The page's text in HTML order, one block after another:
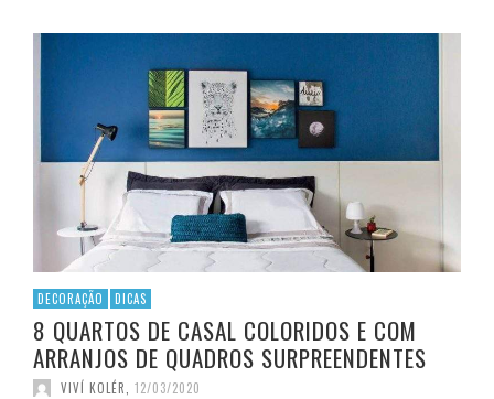
DECORAÇÃO DICAS
8 QUARTOS DE CASAL COLORIDOS E COM
ARRANJOS DE QUADROS SURPREENDENTES
VIVÍ KOLÉR 12/03/2020